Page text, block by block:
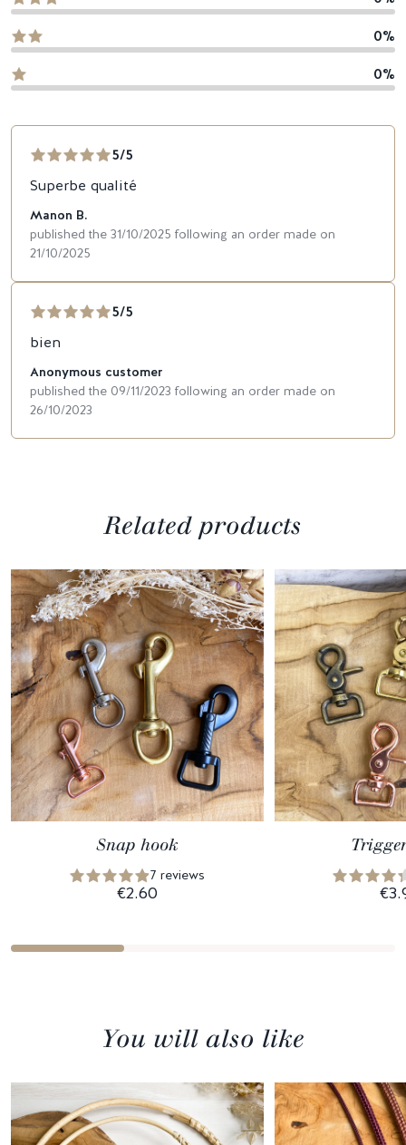
0%
0%
5/5
Superbe qualité
Manon B.
published the 31/10/2025 following an order made on
21/10/2025
5/5
bien
Anonymous customer
published the 09/11/2023 following an order made on
26/10/2023
Related products
Snap hook
7 reviews
€2.60
You will also like